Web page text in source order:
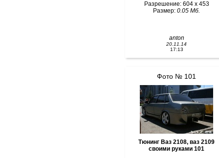
Разрешение: 604 x 453
Размер: 0.05 Мб.
anton
20.11.14
17:13
Фото № 101
Тюнинг Ваз 2108, ваз 2109
своими руками 101